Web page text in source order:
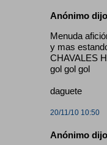
Anónimo
Menuda
y mas
CHAVALES
gol gol gol
daguete
20/11/10 10:50
Anónimo